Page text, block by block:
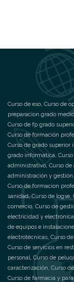
Curso de eso, Curso de
preparacion grado medio
Curso de fp grado
Curso de formación
Curso de grado superior
grado informatica,
administrativo, Curso
administración y gestión,
Curso de formacion
sanidad,Curso de logse,
comercio, Curso de
electricidad y electrónica
de equipos e
electrotécnicas, Curso
Curso de servicios en
personal, Curso de
caracterización, Curso
Curso de farmacia y